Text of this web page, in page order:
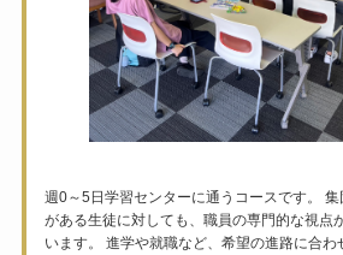
週0～5日学習センターに通うコースです。
がある生徒に対しても、職員の専門的な視点
います。 進学や就職など、希望の進路に合わ